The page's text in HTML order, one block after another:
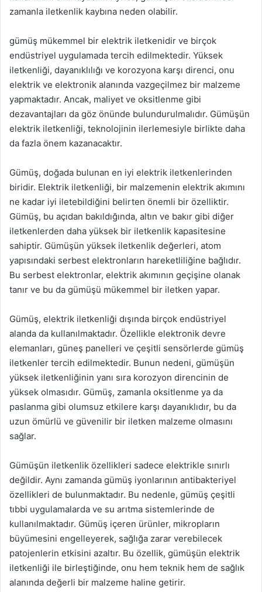
zamanla iletkenlik kaybına neden olabilir.
gümüş mükemmel bir elektrik iletkenidir ve birçok
endüstriyel uygulamada tercih edilmektedir. Yüksek
iletkenliği, dayanıklılığı ve korozyona karşı direnci, onu
elektrik ve elektronik alanında vazgeçilmez bir malzeme
yapmaktadır. Ancak, maliyet ve oksitlenme gibi
dezavantajları da göz önünde bulundurulmalıdır. Gümüşün
elektrik iletkenliği, teknolojinin ilerlemesiyle birlikte daha
da fazla önem kazanacaktır.
Gümüş, doğada bulunan en iyi elektrik iletkenlerinden
biridir. Elektrik iletkenliği, bir malzemenin elektrik akımını
ne kadar iyi iletebildiğini belirten önemli bir özelliktir.
Gümüş, bu açıdan bakıldığında, altın ve bakır gibi diğer
iletkenlerden daha yüksek bir iletkenlik kapasitesine
sahiptir. Gümüşün yüksek iletkenlik değerleri, atom
yapısındaki serbest elektronların hareketliliğine bağlıdır.
Bu serbest elektronlar, elektrik akımının geçişine olanak
tanır ve bu da gümüşü mükemmel bir iletken yapar.
Gümüş, elektrik iletkenliği dışında birçok endüstriyel
alanda da kullanılmaktadır. Özellikle elektronik devre
elemanları, güneş panelleri ve çeşitli sensörlerde gümüş
iletkenler tercih edilmektedir. Bunun nedeni, gümüşün
yüksek iletkenliğinin yanı sıra korozyon direncinin de
yüksek olmasıdır. Gümüş, zamanla oksitlenme ya da
paslanma gibi olumsuz etkilere karşı dayanıklıdır, bu da
uzun ömürlü ve güvenilir bir iletken malzeme olmasını
sağlar.
Gümüşün iletkenlik özellikleri sadece elektrikle sınırlı
değildir. Aynı zamanda gümüş iyonlarının antibakteriyel
özellikleri de bulunmaktadır. Bu nedenle, gümüş çeşitli
tıbbi uygulamalarda ve su arıtma sistemlerinde de
kullanılmaktadır. Gümüş içeren ürünler, mikropların
büyümesini engelleyerek, sağlığa zarar verebilecek
patojenlerin etkisini azaltır. Bu özellik, gümüşün elektrik
iletkenliği ile birleştiğinde, onu hem teknik hem de sağlık
alanında değerli bir malzeme haline getirir.